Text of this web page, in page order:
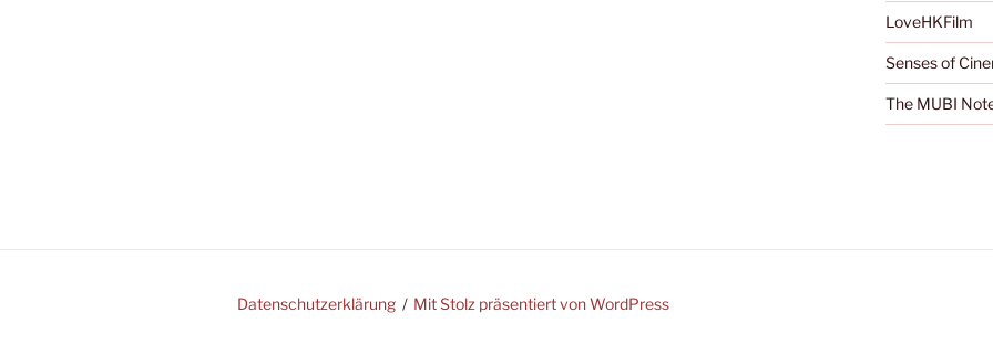
LoveHKFilm
Senses of
The MUBI
Datenschutzerklärung Mit Stolz präsentiert von WordPress